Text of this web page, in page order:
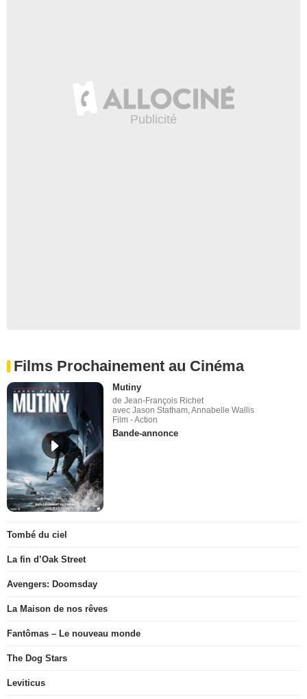
Films Prochainement au Cinéma
Mutiny
de Jean-François Richet
avec Jason Statham, Annabelle Wallis
Film - Action
Bande-annonce
Tombé du ciel
La fin d’Oak Street
Avengers: Doomsday
La Maison de nos rêves
Fantômas – Le nouveau monde
The Dog Stars
Leviticus